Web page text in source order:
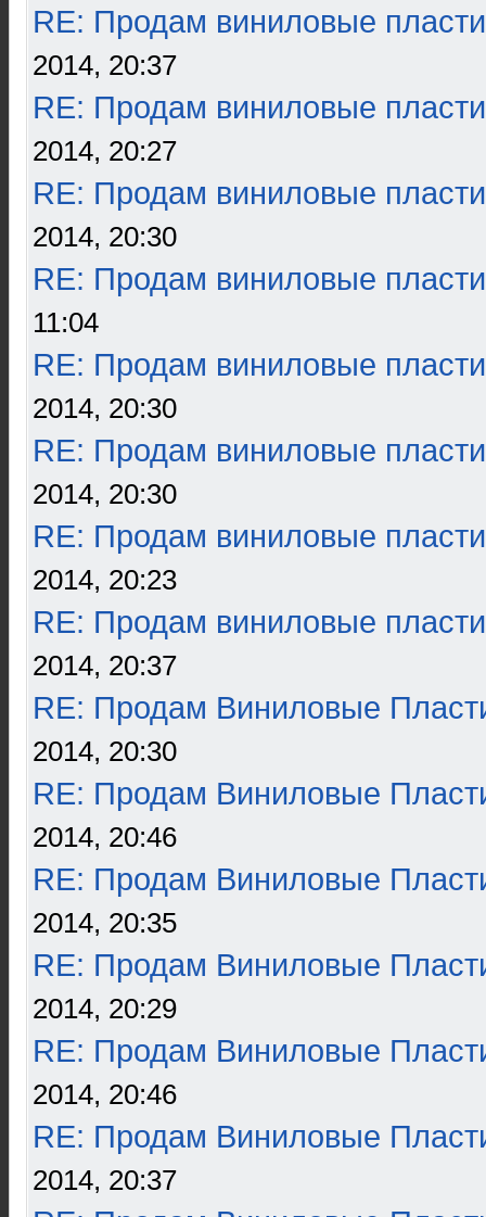
RE: Продам виниловые
2014, 20:37
RE: Продам виниловые
2014, 20:27
RE: Продам виниловые
2014, 20:30
RE: Продам виниловые
11:04
RE: Продам виниловые
2014, 20:30
RE: Продам виниловые
2014, 20:30
RE: Продам виниловые
2014, 20:23
RE: Продам виниловые
2014, 20:37
RE: Продам Виниловые
2014, 20:30
RE: Продам Виниловые
2014, 20:46
RE: Продам Виниловые
2014, 20:35
RE: Продам Виниловые
2014, 20:29
RE: Продам Виниловые
2014, 20:46
RE: Продам Виниловые
2014, 20:37